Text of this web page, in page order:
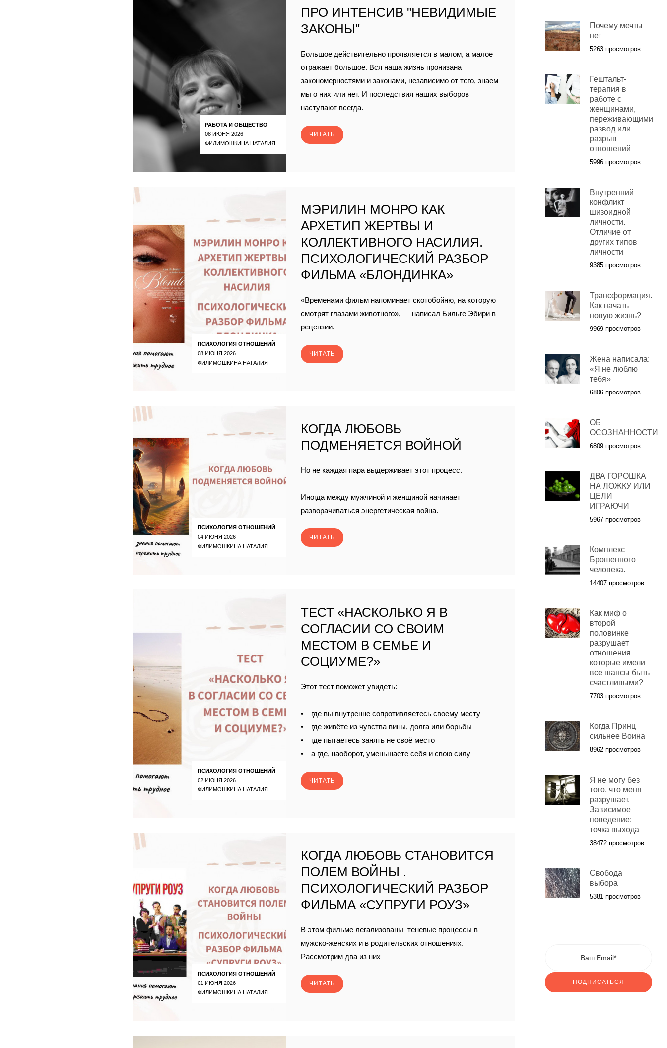
РАБОТА И ОБЩЕСТВО
08 ИЮНЯ 2026
ФИЛИМОШКИНА НАТАЛИЯ
ПРО ИНТЕНСИВ "НЕВИДИМЫЕ
ЗАКОНЫ"
Большое действительно проявляется в малом, а малое
отражает большое. Вся наша жизнь пронизана
закономерностями и законами, независимо от того, знаем
мы о них или нет. И последствия наших выборов
наступают всегда.
ЧИТАТЬ
ПСИХОЛОГИЯ ОТНОШЕНИЙ
08 ИЮНЯ 2026
ФИЛИМОШКИНА НАТАЛИЯ
МЭРИЛИН МОНРО КАК
АРХЕТИП ЖЕРТВЫ И
КОЛЛЕКТИВНОГО НАСИЛИЯ.
ПСИХОЛОГИЧЕСКИЙ РАЗБОР
ФИЛЬМА «БЛОНДИНКА»
«Временами фильм напоминает скотобойню, на которую
смотрят глазами животного», — написал Бильге Эбири в
рецензии.
ЧИТАТЬ
ПСИХОЛОГИЯ ОТНОШЕНИЙ
04 ИЮНЯ 2026
ФИЛИМОШКИНА НАТАЛИЯ
КОГДА ЛЮБОВЬ
ПОДМЕНЯЕТСЯ ВОЙНОЙ
Но не каждая пара выдерживает этот процесс.
Иногда между мужчиной и женщиной начинает
разворачиваться энергетическая война.
ЧИТАТЬ
ПСИХОЛОГИЯ ОТНОШЕНИЙ
02 ИЮНЯ 2026
ФИЛИМОШКИНА НАТАЛИЯ
ТЕСТ «НАСКОЛЬКО Я В
СОГЛАСИИ СО СВОИМ
МЕСТОМ В СЕМЬЕ И
СОЦИУМЕ?»
Этот тест поможет увидеть:
• где вы внутренне сопротивляетесь своему месту
• где живёте из чувства вины, долга или борьбы
• где пытаетесь занять не своё место
• а где, наоборот, уменьшаете себя и свою силу
ЧИТАТЬ
ПСИХОЛОГИЯ ОТНОШЕНИЙ
01 ИЮНЯ 2026
ФИЛИМОШКИНА НАТАЛИЯ
КОГДА ЛЮБОВЬ СТАНОВИТСЯ
ПОЛЕМ ВОЙНЫ .
ПСИХОЛОГИЧЕСКИЙ РАЗБОР
ФИЛЬМА «СУПРУГИ РОУЗ»
В этом фильме легализованы теневые процессы в
мужско-женских и в родительских отношениях.
Рассмотрим два из них
ЧИТАТЬ
Почему мечты
нет
5263 просмотров
Гештальт-
терапия в
работе с
женщинами,
переживающими
развод или
разрыв
отношений
5996 просмотров
Внутренний
конфликт
шизоидной
личности.
Отличие от
других типов
личности
9385 просмотров
Трансформация.
Как начать
новую жизнь?
9969 просмотров
Жена написала:
«Я не люблю
тебя»
6806 просмотров
ОБ
ОСОЗНАННОСТИ
6809 просмотров
ДВА ГОРОШКА
НА ЛОЖКУ ИЛИ
ЦЕЛИ
ИГРАЮЧИ
5967 просмотров
Комплекс
Брошенного
человека.
14407 просмотров
Как миф о
второй
половинке
разрушает
отношения,
которые имели
все шансы быть
счастливыми?
7703 просмотров
Когда Принц
сильнее Воина
8962 просмотров
Я не могу без
того, что меня
разрушает.
Зависимое
поведение:
точка выхода
38472 просмотров
Свобода
выбора
5381 просмотров
ПОДПИСАТЬСЯ